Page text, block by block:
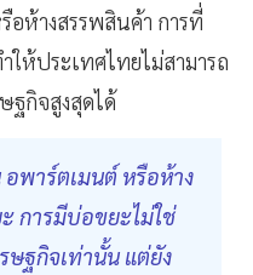
อห้างสรรพสินค้า การที่
ให้ประเทศไทยไม่สามารถ
ฐกิจสูงสุดได้
อพาร์ตเมนต์ หรือห้าง
การมีบ่อขยะไม่ใช่
ษฐกิจเท่านั้น แต่ยัง